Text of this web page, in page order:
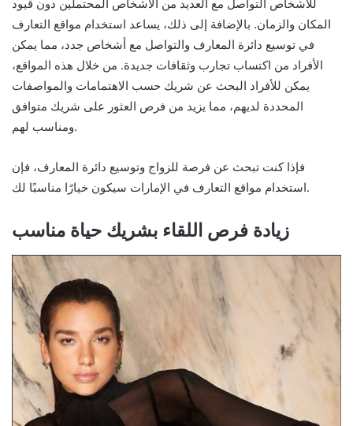
للأشخاص التواصل مع العديد من الأشخاص المحتملين دون قيود
المكان والزمان. بالإضافة إلى ذلك، يساعد استخدام مواقع التعارف
في توسيع دائرة المعارف والتواصل مع أشخاص جدد، مما يمكن
الأفراد من اكتساب تجارب وثقافات جديدة. من خلال هذه المواقع،
يمكن للأفراد البحث عن شريك حسب الاهتمامات والمواصفات
المحددة لديهم، مما يزيد من فرص العثور على شريك متوافق
ومناسب لهم.
فإذا كنت تبحث عن فرصة للزواج وتوسيع دائرة المعارف، فإن
استخدام مواقع التعارف في الإمارات سيكون خيارًا مناسبًا لك.
زيادة فرص اللقاء بشريك حياة مناسب